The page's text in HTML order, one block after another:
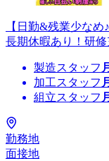
【日勤&残業少な
長期休暇あり！研修
製造スタッフ
加工スタッフ
組立スタッフ
勤務地
面接地